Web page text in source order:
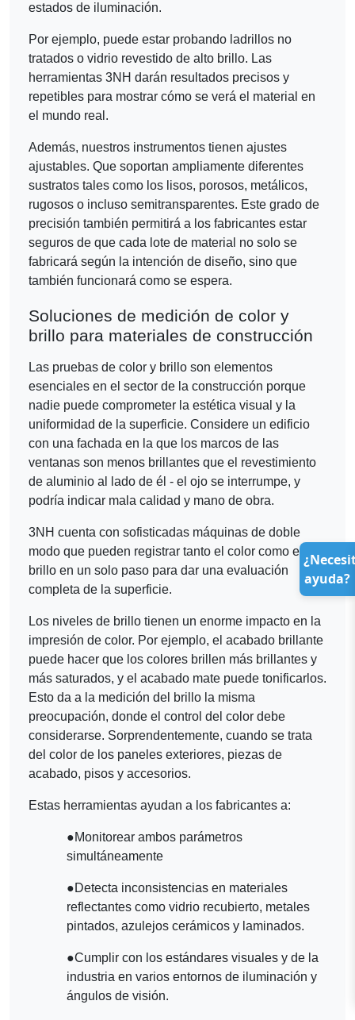
estados de iluminación.
Por ejemplo, puede estar probando ladrillos no
tratados o vidrio revestido de alto brillo. Las
herramientas 3NH darán resultados precisos y
repetibles para mostrar cómo se verá el material en
el mundo real.
Además, nuestros instrumentos tienen ajustes
ajustables. Que soportan ampliamente diferentes
sustratos tales como los lisos, porosos, metálicos,
rugosos o incluso semitransparentes. Este grado de
precisión también permitirá a los fabricantes estar
seguros de que cada lote de material no solo se
fabricará según la intención de diseño, sino que
también funcionará como se espera.
Soluciones de medición de color y
brillo para materiales de construcción
Las pruebas de color y brillo son elementos
esenciales en el sector de la construcción porque
nadie puede comprometer la estética visual y la
uniformidad de la superficie. Considere un edificio
con una fachada en la que los marcos de las
ventanas son menos brillantes que el revestimiento
de aluminio al lado de él - el ojo se interrumpe, y
podría indicar mala calidad y mano de obra.
3NH cuenta con sofisticadas máquinas de doble
modo que pueden registrar tanto el color como el
brillo en un solo paso para dar una evaluación
completa de la superficie.
Los niveles de brillo tienen un enorme impacto en la
impresión de color. Por ejemplo, el acabado brillante
puede hacer que los colores brillen más brillantes y
más saturados, y el acabado mate puede tonificarlos.
Esto da a la medición del brillo la misma
preocupación, donde el control del color debe
considerarse. Sorprendentemente, cuando se trata
del color de los paneles exteriores, piezas de
acabado, pisos y accesorios.
Estas herramientas ayudan a los fabricantes a:
●Monitorear ambos parámetros
simultáneamente
●Detecta inconsistencias en materiales
reflectantes como vidrio recubierto, metales
pintados, azulejos cerámicos y laminados.
●Cumplir con los estándares visuales y de la
industria en varios entornos de iluminación y
ángulos de visión.
ayuda?